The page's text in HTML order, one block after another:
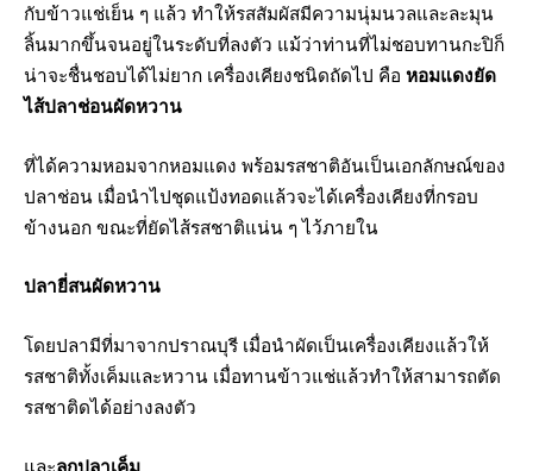
กับข้าวแช่เย็น ๆ แล้ว ทำให้รสสัมผัสมีความนุ่มนวลและละมุน
ลิ้นมากขึ้นจนอยู่ในระดับที่ลงตัว แม้ว่าท่านที่ไม่ชอบทานกะปิก็
น่าจะชื่นชอบได้ไม่ยาก เครื่องเคียงชนิดถัดไป คือ หอมแดงยัด
ไส้ปลาช่อนผัดหวาน
ที่ได้ความหอมจากหอมแดง พร้อมรสชาติอันเป็นเอกลักษณ์ของ
ปลาช่อน เมื่อนำไปชุดแป้งทอดแล้วจะได้เครื่องเคียงที่กรอบ
ข้างนอก ขณะที่ยัดไส้รสชาติแน่น ๆ ไว้ภายใน
ปลายี่สนผัดหวาน
โดยปลามีที่มาจากปราณบุรี เมื่อนำผัดเป็นเครื่องเคียงแล้วให้
รสชาติทั้งเค็มและหวาน เมื่อทานข้าวแช่แล้วทำให้สามารถตัด
รสชาติดได้อย่างลงตัว